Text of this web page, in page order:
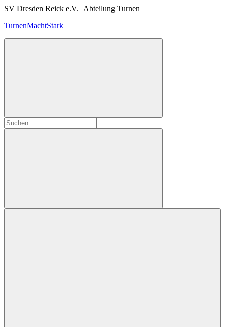
Zum
springen
SV Dresden Reick e.V. | Abteilung Turnen
TurnenMachtStark
Suchen
nach:
Suchen